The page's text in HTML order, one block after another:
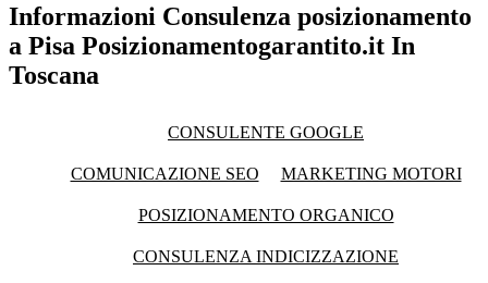
Informazioni Consulenza posizionamento
a Pisa Posizionamentogarantito.it In
Toscana
CONSULENTE GOOGLE
COMUNICAZIONE SEO MARKETING MOTORI
POSIZIONAMENTO ORGANICO
CONSULENZA INDICIZZAZIONE